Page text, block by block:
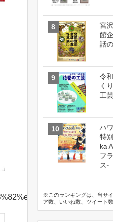
宮
館
話
令
く
工芸
ハ
特
ka
フ
ス-
※このランキングは、当サ
ア数、いいね数、ツイート